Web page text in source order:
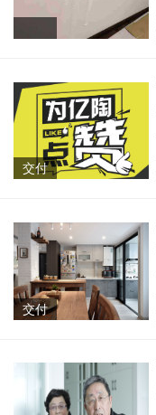
交付
交付